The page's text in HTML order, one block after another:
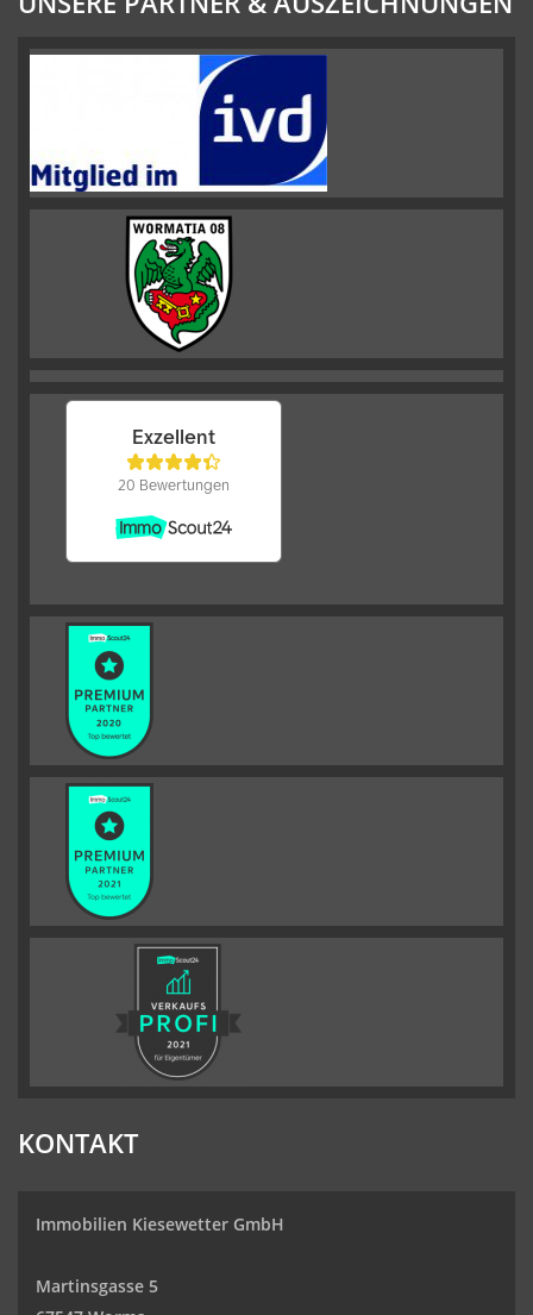
KONTAKT
Immobilien Kiesewetter GmbH
Martinsgasse 5